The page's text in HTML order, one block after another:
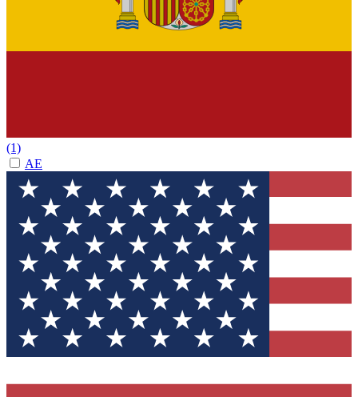
(1)
AE